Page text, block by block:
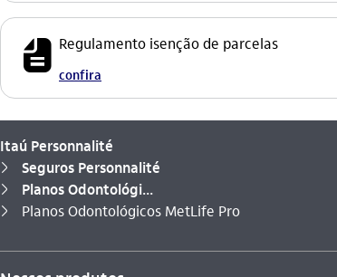
icon-itaufonts_fatura icon Regulamento isenção de parcelas
confira
Itaú Personnalité
seta_direita Seguros Personnalité
seta_direita Planos Odontológi...
seta_direita
Você está aqui:
Planos Odontológicos MetLife Pro